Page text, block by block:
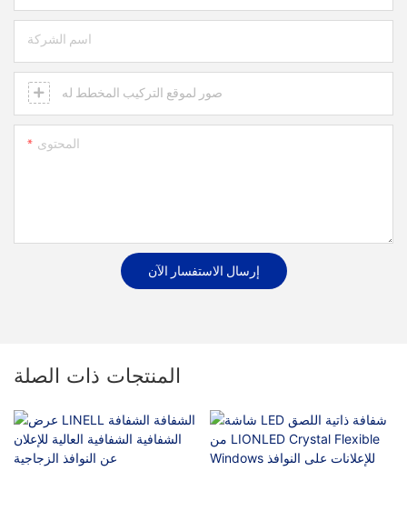
اسم الشركة
صور لموقع التركيب المخطط له
المحتوى
إرسال الاستفسار الآن
المنتجات ذات الصلة